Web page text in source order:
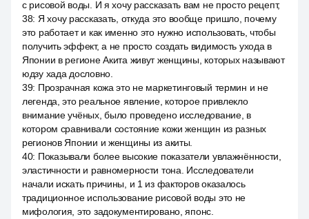
с рисовой воды. И я хочу рассказать вам не просто рецепт,
38: Я хочу рассказать, откуда это вообще пришло, почему
это работает и как именно это нужно использовать, чтобы
получить эффект, а не просто создать видимость ухода в
Японии в регионе Акита живут женщины, которых называют
юдзу хада дословно.
39: Прозрачная кожа это не маркетинговый термин и не
легенда, это реальное явление, которое привлекло
внимание учёных, было проведено исследование, в
котором сравнивали состояние кожи женщин из разных
регионов Японии и женщины из акиты.
40: Показывали более высокие показатели увлажнённости,
эластичности и равномерности тона. Исследователи
начали искать причины, и 1 из факторов оказалось
традиционное использование рисовой воды это не
мифология, это задокументировано, японс.